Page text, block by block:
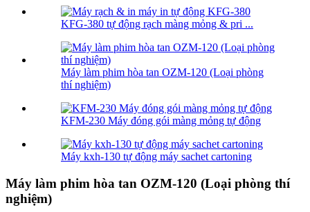
KFG-380 tự động rạch màng mỏng & pri ...
Máy làm phim hòa tan OZM-120 (Loại phòng
thí nghiệm)
KFM-230 Máy đóng gói màng mỏng tự động
Máy kxh-130 tự động máy sachet cartoning
Máy làm phim hòa tan OZM-120 (Loại phòng thí
nghiệm)